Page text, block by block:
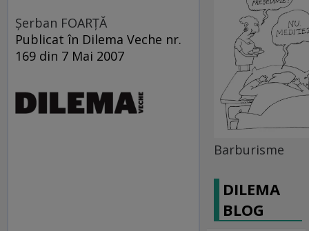
Şerban FOARŢĂ
Publicat în Dilema Veche nr.
169 din 7 Mai 2007
Barburisme
DILEMA
BLOG